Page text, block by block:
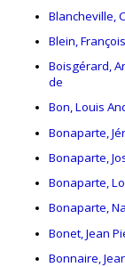
Blancheville,
Blein,
Boisgérard,
de
Bon, Louis
Bonaparte,
Bonaparte,
Bonaparte,
Bonaparte,
Bonet, Jean
Bonnaire,